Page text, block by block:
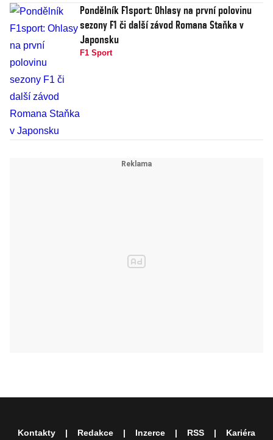
Pondělník F1sport: Ohlasy na první polovinu
sezony F1 či další závod Romana Staňka v
Japonsku
F1 Sport
Kontakty Redakce Inzerce RSS Kariéra